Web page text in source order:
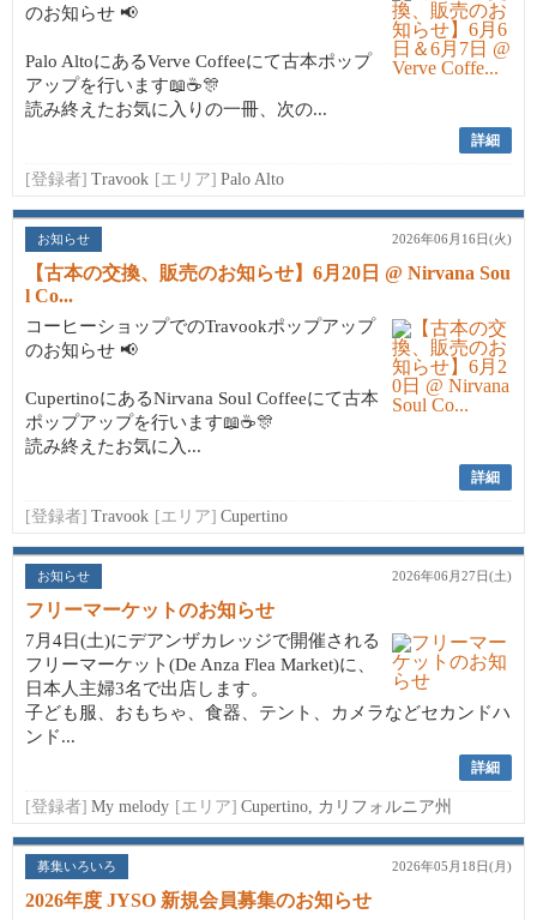
のお知らせ 📢
Palo AltoにあるVerve Coffeeにて古本ポップ
アップを行います📖☕🎊
読み終えたお気に入りの一冊、次の...
詳細
[登録者] Travook [エリア] Palo Alto
お知らせ 2026年06月16日(火)
【古本の交換、販売のお知らせ】6月20日 @ Nirvana Sou
l Co...
コーヒーショップでのTravookポップアップ
のお知らせ 📢
CupertinoにあるNirvana Soul Coffeeにて古本
ポップアップを行います📖☕🎊
読み終えたお気に入...
詳細
[登録者] Travook [エリア] Cupertino
お知らせ 2026年06月27日(土)
フリーマーケットのお知らせ
7月4日(土)にデアンザカレッジで開催される
フリーマーケット(De Anza Flea Market)に、
日本人主婦3名で出店します。
子ども服、おもちゃ、食器、テント、カメラなどセカンドハ
ンド...
詳細
[登録者] My melody [エリア] Cupertino, カリフォルニア州
募集いろいろ 2026年05月18日(月)
2026年度 JYSO 新規会員募集のお知らせ